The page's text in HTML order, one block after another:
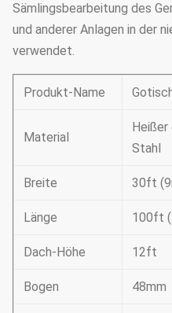
Sämlingsbearbeitung des
und anderer Anlagen in der
verwendet.
Produkt-Name
Material
Stahl
Breite 30ft
Länge 100ft
Dach-Höhe 12ft
Bogen 48mm